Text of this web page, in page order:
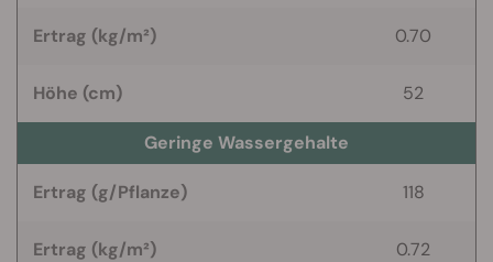
Ertrag (kg/m²) 0.70
Höhe (cm) 52
Geringe Wassergehalte
Ertrag (g/Pflanze) 118
Ertrag (kg/m²) 0.72